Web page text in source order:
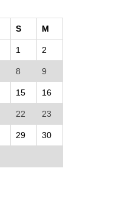
S M
1 2
8 9
15 16
22 23
29 30